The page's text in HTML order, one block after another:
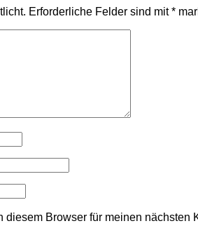
Erforderliche Felder sind mit*
diesem Browser für meinen nächsten